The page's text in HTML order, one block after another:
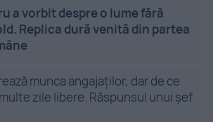
a vorbit despre o lume fără
Replica dură venită din partea
munca angajaților, dar de ce
zile libere. Răspunsul unui șef